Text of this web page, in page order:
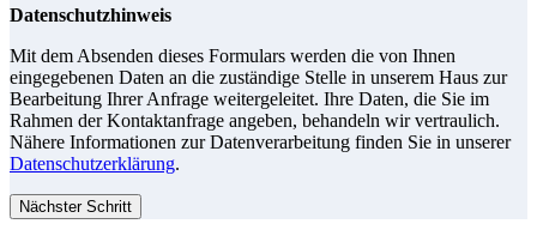
Datenschutzhinweis
Mit dem Absenden dieses Formulars werden die von Ihnen
eingegebenen Daten an die zuständige Stelle in unserem Haus zur
Bearbeitung Ihrer Anfrage weitergeleitet. Ihre Daten, die Sie im
Rahmen der Kontaktanfrage angeben, behandeln wir vertraulich.
Nähere Informationen zur Datenverarbeitung finden Sie in unserer
Datenschutzerklärung.
Nächster Schritt